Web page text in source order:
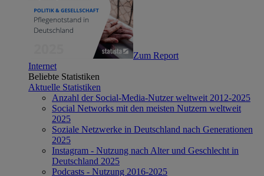
Zum Report
Internet
Beliebte Statistiken
Aktuelle Statistiken
Anzahl der Social-Media-Nutzer weltweit 2012-2025
Social Networks mit den meisten Nutzern weltweit
2025
Soziale Netzwerke in Deutschland nach Generationen
2025
Instagram - Nutzung nach Alter und Geschlecht in
Deutschland 2025
Podcasts - Nutzung 2016-2025